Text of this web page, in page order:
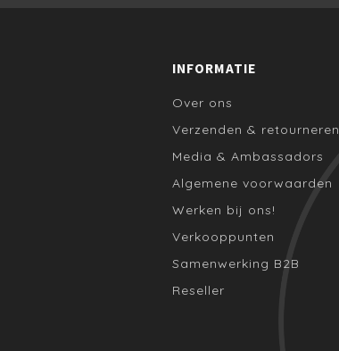
INFORMATIE
Over ons
Verzenden & retourneren
Media & Ambassadors
Algemene voorwaarden
Werken bij ons!
Verkooppunten
Samenwerking B2B
Reseller